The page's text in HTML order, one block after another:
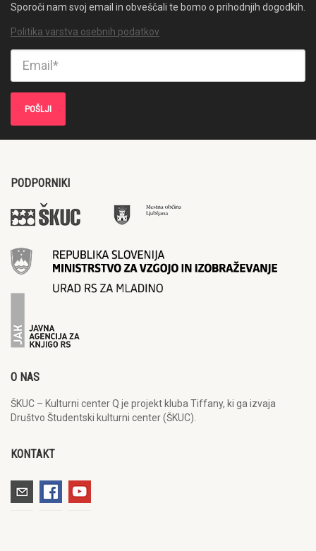
Sporoči nam svoj email in obveščali te bomo o prihodnjih dogodkih.
Politika varstva osebnih podatkov
PODPORNIKI
O NAS
ŠKUC – Kulturni center Q je projekt kluba Tiffany, ki ga izvaja
Društvo Študentski kulturni center (ŠKUC).
KONTAKT